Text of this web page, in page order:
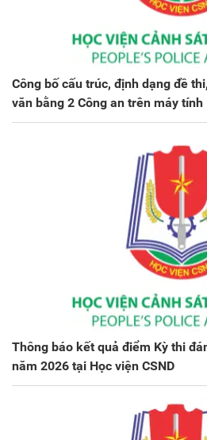
Công bố cấu trúc, định dạng đề
văn bằng 2 Công an trên máy tính
Thông báo kết quả điểm Kỳ thi
năm 2026 tại Học viện CSND